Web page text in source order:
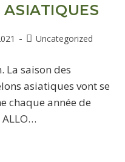
Uncategorized
La saison des
asiatiques vont se
chaque année de
ALLO…